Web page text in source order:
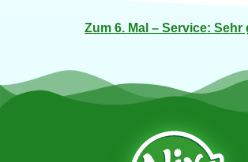
Zum 6. Mal – Service: Sehr